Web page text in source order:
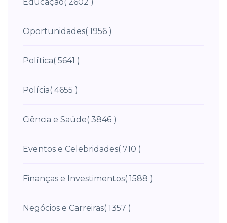
Oportunidades( 1956 )
Política( 5641 )
Polícia( 4655 )
Ciência e Saúde( 3846 )
Eventos e Celebridades( 710 )
Finanças e Investimentos( 1588 )
Negócios e Carreiras( 1357 )